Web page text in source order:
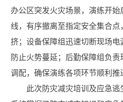
办公区突发火灾场景，演练开
线，有序撤离至指定安全集合
挤；设备保障组迅速切断现场电
防止火势蔓延；后勤保障组负
调配，确保演练各项环节顺利推
此次防灾减灾培训及应急